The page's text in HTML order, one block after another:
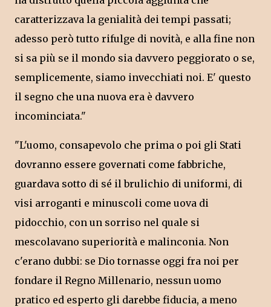
caratterizzava la genialità dei tempi passati;
adesso però tutto rifulge di novità, e alla fine non
si sa più se il mondo sia davvero peggiorato o se,
semplicemente, siamo invecchiati noi. E' questo
il segno che una nuova era è davvero
incominciata."
"L'uomo, consapevolo che prima o poi gli Stati
dovranno essere governati come fabbriche,
guardava sotto di sé il brulichio di uniformi, di
visi arroganti e minuscoli come uova di
pidocchio, con un sorriso nel quale si
mescolavano superiorità e malinconia. Non
c'erano dubbi: se Dio tornasse oggi fra noi per
fondare il Regno Millenario, nessun uomo
pratico ed esperto gli darebbe fiducia, a meno